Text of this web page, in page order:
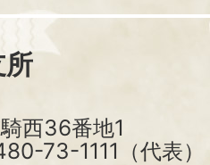
所
西36番地1
73-1111（代表）